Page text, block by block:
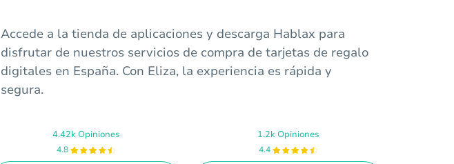
Accede a la tienda de aplicaciones y descarga Hablax para
disfrutar de nuestros servicios de compra de tarjetas de regalo
digitales en España. Con Eliza, la experiencia es rápida y
segura.
4.42k Opiniones
4.8
1.2k Opiniones
4.4